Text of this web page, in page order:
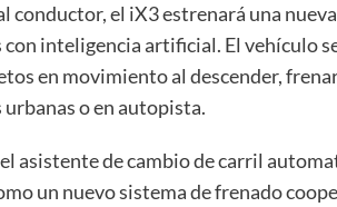
conductor, el iX3 estrenará una
inteligencia artificial. El vehículo
en movimiento al descender,
o en autopista.
asistente de cambio de carril
un nuevo sistema de frenado